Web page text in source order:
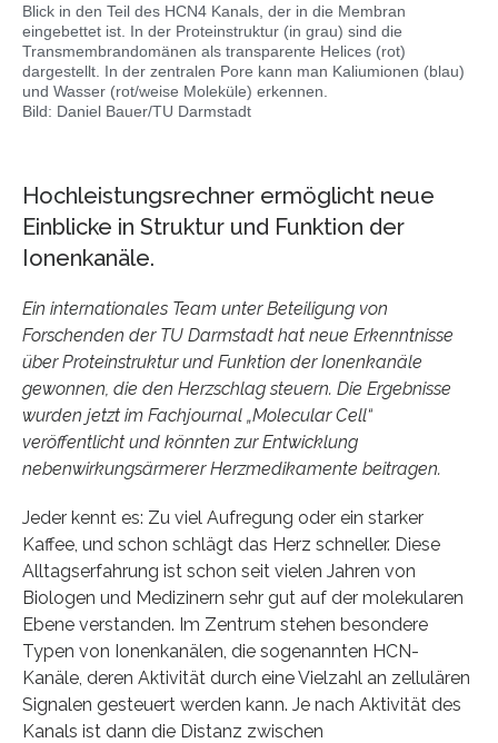
Blick in den Teil des HCN4 Kanals, der in die Membran
eingebettet ist. In der Proteinstruktur (in grau) sind die
Transmembrandomänen als transparente Helices (rot)
dargestellt. In der zentralen Pore kann man Kaliumionen (blau)
und Wasser (rot/weise Moleküle) erkennen.
Bild: Daniel Bauer/TU Darmstadt
Hochleistungsrechner ermöglicht neue
Einblicke in Struktur und Funktion der
Ionenkanäle.
Ein internationales Team unter Beteiligung von
Forschenden der TU Darmstadt hat neue Erkenntnisse
über Proteinstruktur und Funktion der Ionenkanäle
gewonnen, die den Herzschlag steuern. Die Ergebnisse
wurden jetzt im Fachjournal „Molecular Cell“
veröffentlicht und könnten zur Entwicklung
nebenwirkungsärmerer Herzmedikamente beitragen.
Jeder kennt es: Zu viel Aufregung oder ein starker
Kaffee, und schon schlägt das Herz schneller. Diese
Alltagserfahrung ist schon seit vielen Jahren von
Biologen und Medizinern sehr gut auf der molekularen
Ebene verstanden. Im Zentrum stehen besondere
Typen von Ionenkanälen, die sogenannten HCN-
Kanäle, deren Aktivität durch eine Vielzahl an zellulären
Signalen gesteuert werden kann. Je nach Aktivität des
Kanals ist dann die Distanz zwischen